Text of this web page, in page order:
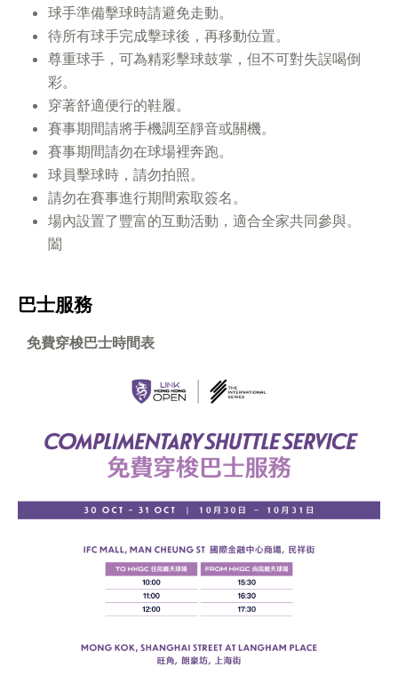
球手準備擊球時請避免走動。
待所有球手完成擊球後，再移動位置。
尊重球手，可為精彩擊球鼓掌，但不可對失誤喝倒
彩。
穿著舒適便行的鞋履。
賽事期間請將手機調至靜音或關機。
賽事期間請勿在球場裡奔跑。
球員擊球時，請勿拍照。
請勿在賽事進行期間索取簽名。
場內設置了豐富的互動活動，適合全家共同參與。
闔
巴士服務
免費穿梭巴士時間表